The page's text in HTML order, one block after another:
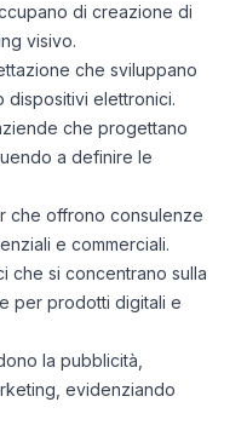
di creazione di
visivo.
che sviluppano
dispositivi elettronici.
che progettano
a definire le
che offrono consulenze
e commerciali.
che si concentrano sulla
per prodotti digitali e
la pubblicità,
evidenziando